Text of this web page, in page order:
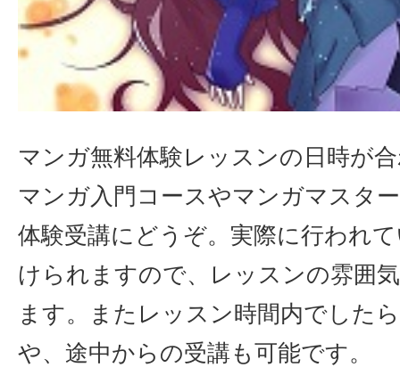
マンガ無料体験レッスンの日時が
マンガ入門コースやマンガマスタ
体験受講にどうぞ。実際に行われ
けられますので、レッスンの雰囲
ます。またレッスン時間内でした
や、途中からの受講も可能です。